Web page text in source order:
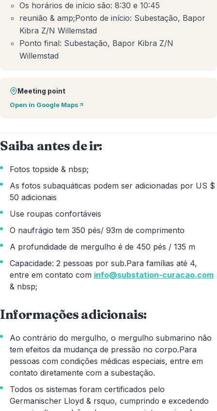
Os horários de início são: 8:30 e 10:45
reunião & amp;Ponto de início: Subestação, Bapor
Kibra Z/N Willemstad
Ponto final: Subestação, Bapor Kibra Z/N
Willemstad
Meeting point
Open in Google Maps
Saiba antes de ir:
Fotos topside & nbsp;
As fotos subaquáticas podem ser adicionadas por US $
50 adicionais
Use roupas confortáveis ​​
O naufrágio tem 350 pés/ 93m de comprimento
A profundidade de mergulho é de 450 pés / 135 m
Capacidade: 2 pessoas por sub.Para famílias até 4,
entre em contato com info@substation-curacao.com
& nbsp;
Informações adicionais:
Ao contrário do mergulho, o mergulho submarino não
tem efeitos da mudança de pressão no corpo.Para
pessoas com condições médicas especiais, entre em
contato diretamente com a subestação.
Todos os sistemas foram certificados pelo
Germanischer Lloyd & rsquo, cumprindo e excedendo